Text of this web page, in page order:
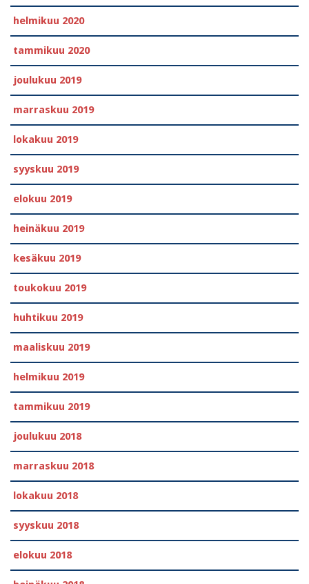
helmikuu 2020
tammikuu 2020
joulukuu 2019
marraskuu 2019
lokakuu 2019
syyskuu 2019
elokuu 2019
heinäkuu 2019
kesäkuu 2019
toukokuu 2019
huhtikuu 2019
maaliskuu 2019
helmikuu 2019
tammikuu 2019
joulukuu 2018
marraskuu 2018
lokakuu 2018
syyskuu 2018
elokuu 2018